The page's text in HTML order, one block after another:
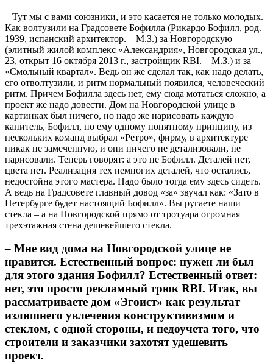
– Тут мы с вами союзники, и это касается не только молодых.
Как волтузили на Градсовете Бофилла (Рикардо Бофилл, род.
1939, испанский архитектор. – М.З.) за Новгородскую
(элитный жилой комплекс «Александрия», Новгородская ул.,
23, открыт 16 октября 2013 г., застройщик RBI. – М.З.) и за
«Смольный квартал». Ведь он же сделал так, как надо делать,
его отволтузили, и ритм нормальный появился, человеческий
ритм. Причем Бофилла здесь нет, ему сюда мотаться сложно, а
проект же надо довести. Дом на Новгородской улице в
картинках был ничего, но надо же нарисовать каждую
капитель, Бофилл, по ему одному понятному принципу, из
нескольких команд выбрал «Ретро», фирму, в архитектуре
никак не замеченную, и они ничего не детализовали, не
нарисовали. Теперь говорят: а это не Бофилл. Деталей нет,
цвета нет. Реализация тех немногих деталей, что остались,
недостойна этого мастера. Надо было тогда ему здесь сидеть.
А ведь на Градсовете главный довод «за» звучал как: «Зато в
Петербурге будет настоящий Бофилл». Вы ругаете наши
стекла – а на Новгородской прямо от тротуара огромная
трехэтажная стена дешевейшего стекла.
– Мне вид дома на Новгородской улице не
нравится. Естественный вопрос: нужен ли был
для этого здания Бофилл? Естественный ответ:
нет, это просто рекламный трюк RBI. Итак, вы
рассматриваете дом «Эгоист» как результат
излишнего увлечения конструктивизмом и
стеклом, с одной стороны, и недоучета того, что
строители и заказчики захотят удешевить
проект.